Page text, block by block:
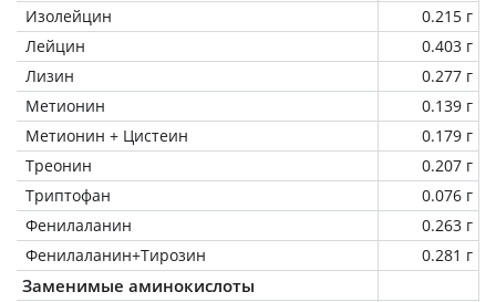
Изолейцин
0.215 г
Лейцин
0.403 г
Лизин
0.277 г
Метионин
0.139 г
Метионин + Цистеин
0.179 г
Треонин
0.207 г
Триптофан
0.076 г
Фенилаланин
0.263 г
Фенилаланин+Тирозин
0.281 г
Заменимые аминокислоты